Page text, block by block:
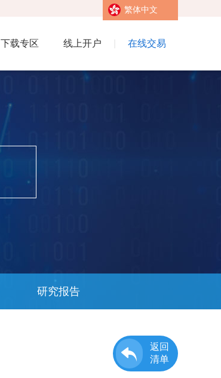
繁体中文
下载专区 线上开户 在线交易
研究报告
返回
清单